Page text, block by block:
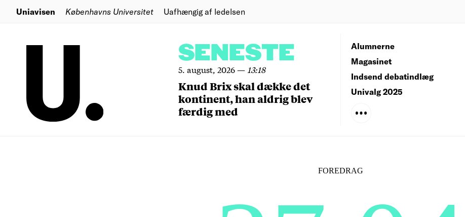
Uniavisen Københavns Universitet Uafhængig af ledelsen
SENESTE
5. august, 2026— 13:18
Knud Brix skal dække det
kontinent, han aldrig blev
færdig med
Alumnerne
Magasinet
Indsend debatindlæg
Univalg 2025
FOREDRAG